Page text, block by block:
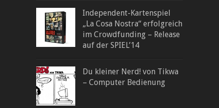
Independent-Kartenspiel
„La Cosa Nostra“ erfolgreich
im Crowdfunding – Release
auf der SPIEL’14
Du kleiner Nerd! von Tikwa
– Computer Bedienung